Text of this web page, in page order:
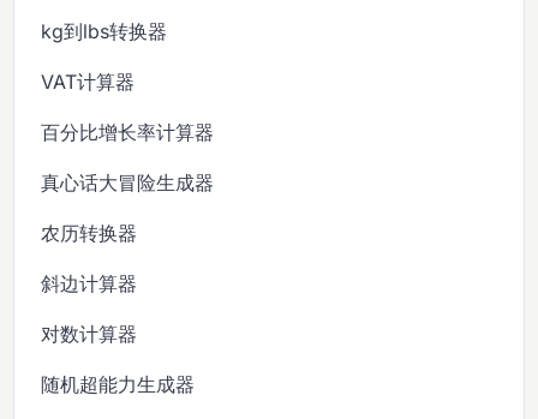
kg到lbs转换器
VAT计算器
百分比增长率计算器
真心话大冒险生成器
农历转换器
斜边计算器
对数计算器
随机超能力生成器